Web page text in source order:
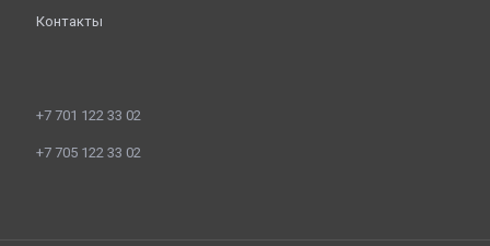
Контакты
+7 701 122 33 02
+7 705 122 33 02